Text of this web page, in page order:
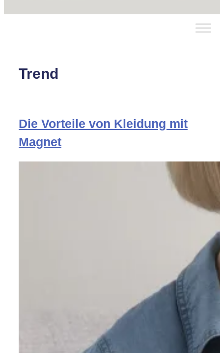
Trend
Die Vorteile von Kleidung mit
Magnet